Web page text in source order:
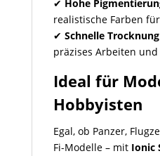
✔ Hohe
realistische Farben
✔ Schnelle Trocknung
präzises Arbeiten
Ideal für
Hobbyisten
Egal, ob Panzer,
Fi-Modelle – mit Ionic